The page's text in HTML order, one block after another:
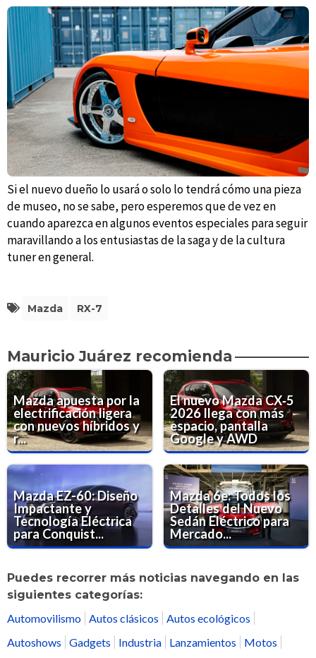
Si el nuevo dueño lo usará o solo lo tendrá cómo una pieza
de museo, no se sabe, pero esperemos que de vez en
cuando aparezca en algunos eventos especiales para seguir
maravillando a los entusiastas de la saga y de la cultura
tuner en general.
Mazda RX-7
Mauricio Juárez recomienda
Mazda apuesta por la
electrificación ligera
con nuevos híbridos y
r...
El nuevo Mazda CX‑5
2026 llega con más
espacio, pantalla
Google y AWD
Mazda EZ-60: Diseño
Impactante y
Tecnología Eléctrica
para Conquist...
Mazda 6e: Todos los
Detalles del Nuevo
Sedán Eléctrico para
Mercado...
Puedes recorrer más noticias navegando en las
siguientes categorías:
Automovilismo Autos clásicos
Autos ecológicos
Autoshows
Gadgets Industria Lanzamientos Motos